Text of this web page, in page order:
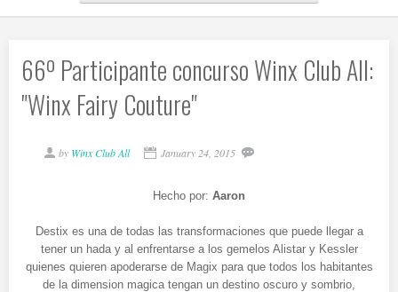
66º Participante concurso Winx Club All:
"Winx Fairy Couture"
by Winx Club All January 24, 2015
Hecho por: Aaron
Destix es una de todas las transformaciones que puede llegar a
tener un hada y al enfrentarse a los gemelos Alistar y Kessler
quienes quieren apoderarse de Magix para que todos los habitantes
de la dimension magica tengan un destino oscuro y sombrio,